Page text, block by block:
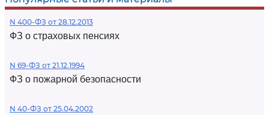
N 400-ФЗ от 28.12.2013
ФЗ о страховых пенсиях
N 69-ФЗ от 21.12.1994
ФЗ о пожарной безопасности
N 40-ФЗ от 25.04.2002